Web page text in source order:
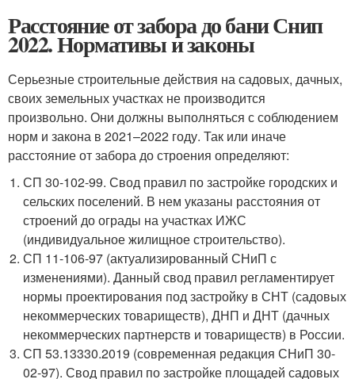
Расстояние от забора до бани Снип
2022. Нормативы и законы
Серьезные строительные действия на садовых, дачных,
своих земельных участках не производится
произвольно. Они должны выполняться с соблюдением
норм и закона в 2021–2022 году. Так или иначе
расстояние от забора до строения определяют:
СП 30-102-99. Свод правил по застройке городских и
сельских поселений. В нем указаны расстояния от
строений до ограды на участках ИЖС
(индивидуальное жилищное строительство).
СП 11-106-97 (актуализированный СНиП с
изменениями). Данный свод правил регламентирует
нормы проектирования под застройку в СНТ (садовых
некоммерческих товариществ), ДНП и ДНТ (дачных
некоммерческих партнерств и товариществ) в России.
СП 53.13330.2019 (современная редакция СНиП 30-
02-97). Свод правил по застройке площадей садовых